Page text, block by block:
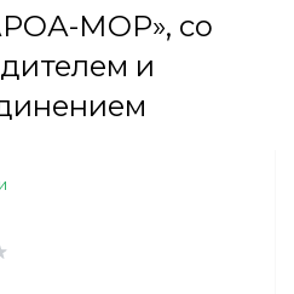
МОР», со
и